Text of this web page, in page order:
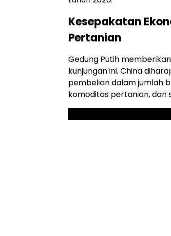
Kesepakatan
Pertanian
Gedung Putih
kunjungan ini. China
pembelian dalam jumlah
komoditas pertanian, dan